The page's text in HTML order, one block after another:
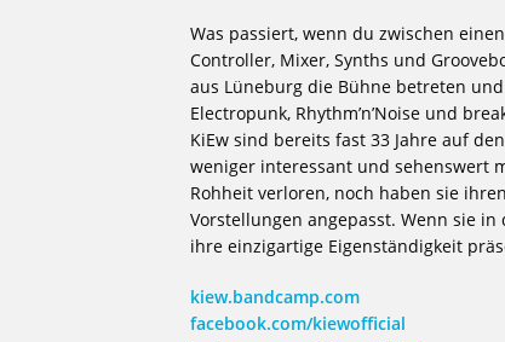
Was passiert, wenn du zwischen
Controller, Mixer, Synths und
aus Lüneburg die Bühne betreten
Electropunk, Rhythm’n’Noise und
KiEw sind bereits fast 33 Jahre auf
weniger interessant und sehenswert
Rohheit verloren, noch haben sie
Vorstellungen angepasst. Wenn sie
ihre einzigartige Eigenständigkeit
kiew.bandcamp.com
facebook.com/kiewofficial